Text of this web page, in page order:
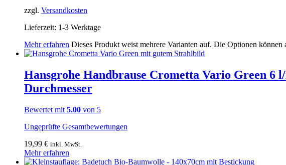
zzgl. Versandkosten
Lieferzeit: 1-3 Werktage
Mehr erfahren Dieses Produkt weist mehrere Varianten auf. Die Optionen
Hansgrohe Handbrause Crometta Vario Green 6
Durchmesser
Bewertet mit 5.00 von 5
Ungeprüfte Gesamtbewertungen
19,99 € inkl. MwSt.
Mehr erfahren